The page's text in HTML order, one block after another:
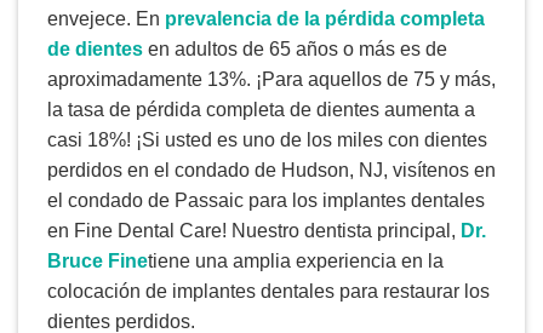
envejece. En prevalencia de la pérdida completa
de dientes en adultos de 65 años o más es de
aproximadamente 13%. ¡Para aquellos de 75 y más,
la tasa de pérdida completa de dientes aumenta a
casi 18%! ¡Si usted es uno de los miles con dientes
perdidos en el condado de Hudson, NJ, visítenos en
el condado de Passaic para los implantes dentales
en Fine Dental Care! Nuestro dentista principal, Dr.
Bruce Finetiene una amplia experiencia en la
colocación de implantes dentales para restaurar los
dientes perdidos.